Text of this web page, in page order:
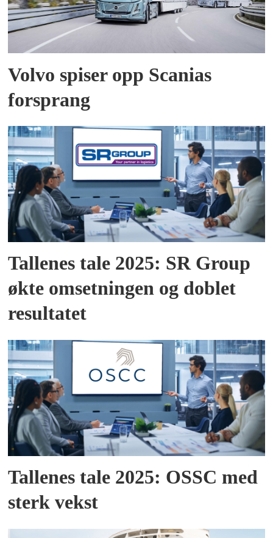
Volvo spiser opp Scanias
forsprang
Tallenes tale 2025: SR Group
økte omsetningen og doblet
resultatet
Tallenes tale 2025: OSSC med
sterk vekst